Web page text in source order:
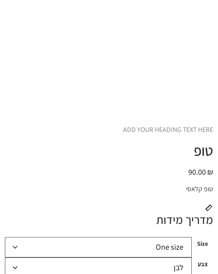
ADD YOUR HEADING TEXT HERE
טופ
90.00₪
טופ קלאסי
מדריך מידות
Size
צבע